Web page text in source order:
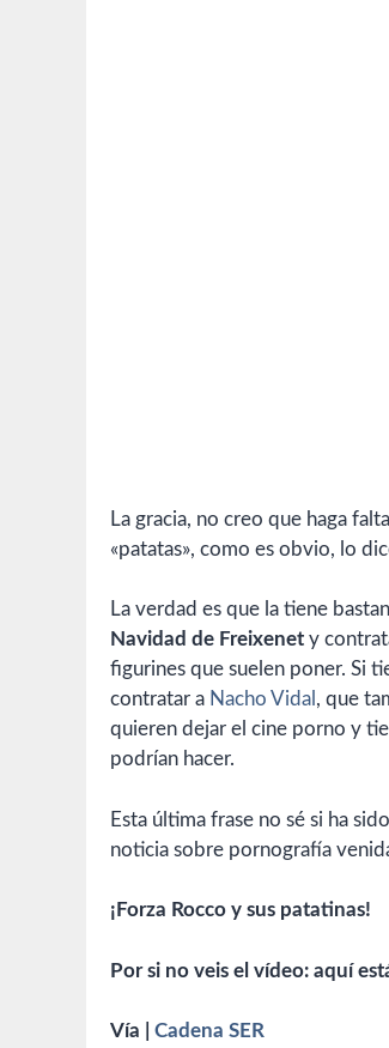
La gracia, no creo que haga
«patatas», como es obvio, lo
La verdad es que la tiene
Navidad de Freixenet y
figurines que suelen poner. Si
contratar a Nacho Vidal , que
quieren dejar el cine porno y
podrían hacer.
Esta última frase no sé si ha
noticia sobre pornografía
¡Forza Rocco y sus patatinas!
Por si no veis el vídeo: aquí
Vía | Cadena SER